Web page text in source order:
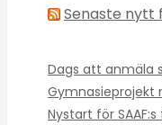
Senaste nytt
Dags att anmäla
Gymnasieprojekt
Nystart för